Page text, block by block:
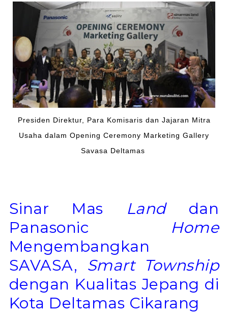
Presiden Direktur, Para Komisaris dan Jajaran Mitra
Usaha dalam Opening Ceremony Marketing Gallery
Savasa Deltamas
Sinar Mas Landdan
Panasonic Home
Mengembangkan
SAVASA, Smart Township
dengan Kualitas Jepang di
Kota Deltamas Cikarang